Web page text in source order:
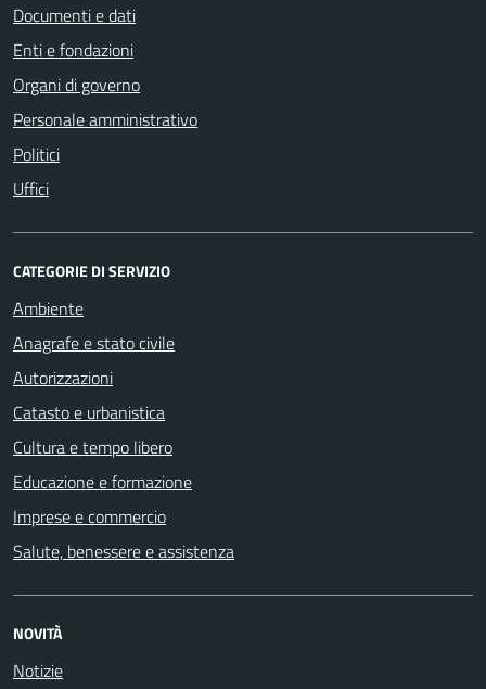
Documenti e dati
Enti e fondazioni
Organi di governo
Personale amministrativo
Politici
Uffici
CATEGORIE DI SERVIZIO
Ambiente
Anagrafe e stato civile
Autorizzazioni
Catasto e urbanistica
Cultura e tempo libero
Educazione e formazione
Imprese e commercio
Salute, benessere e assistenza
NOVITÀ
Notizie